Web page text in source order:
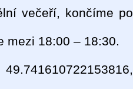
večeří, končíme po
mezi 18:00 – 18:30.